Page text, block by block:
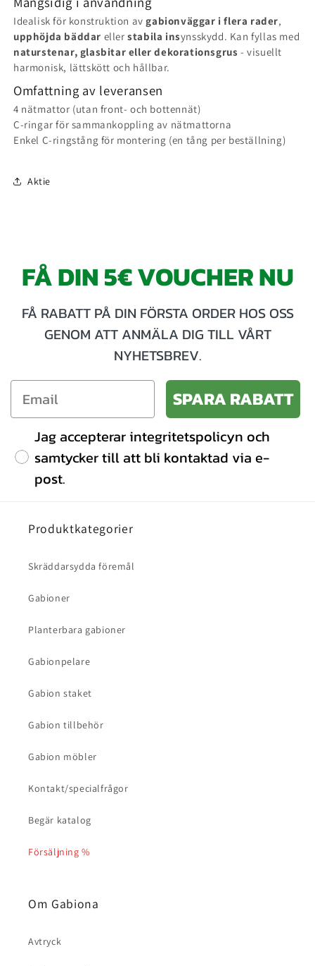
Idealisk för konstruktion avgabionväggar i flera rader,
upphöjda bäddar ellerstabila insynsskydd. Kan fyllas med
naturstenar, glasbitar eller dekorationsgrus - visuellt
harmonisk, lättskött och hållbar.
Omfattning av leveransen
4 nätmattor (utan front- och bottennät)
C-ringar för sammankoppling av nätmattorna
Enkel C-ringstång för montering (en tång per beställning)
Aktie
FÅ DIN 5€ VOUCHER NU
FÅ RABATT PÅ DIN FÖRSTA ORDER HOS OSS
GENOM ATT ANMÄLA DIG TILL VÅRT
NYHETSBREV.
SPARA RABATT
Jag accepterar integritetspolicyn och
samtycker till att bli kontaktad via e-
post.
Produktkategorier
Skräddarsydda föremål
Gabioner
Planterbara gabioner
Gabionpelare
Gabion staket
Gabion tillbehör
Gabion möbler
Kontakt/specialfrågor
Begär katalog
Försäljning %
Om Gabiona
Avtryck